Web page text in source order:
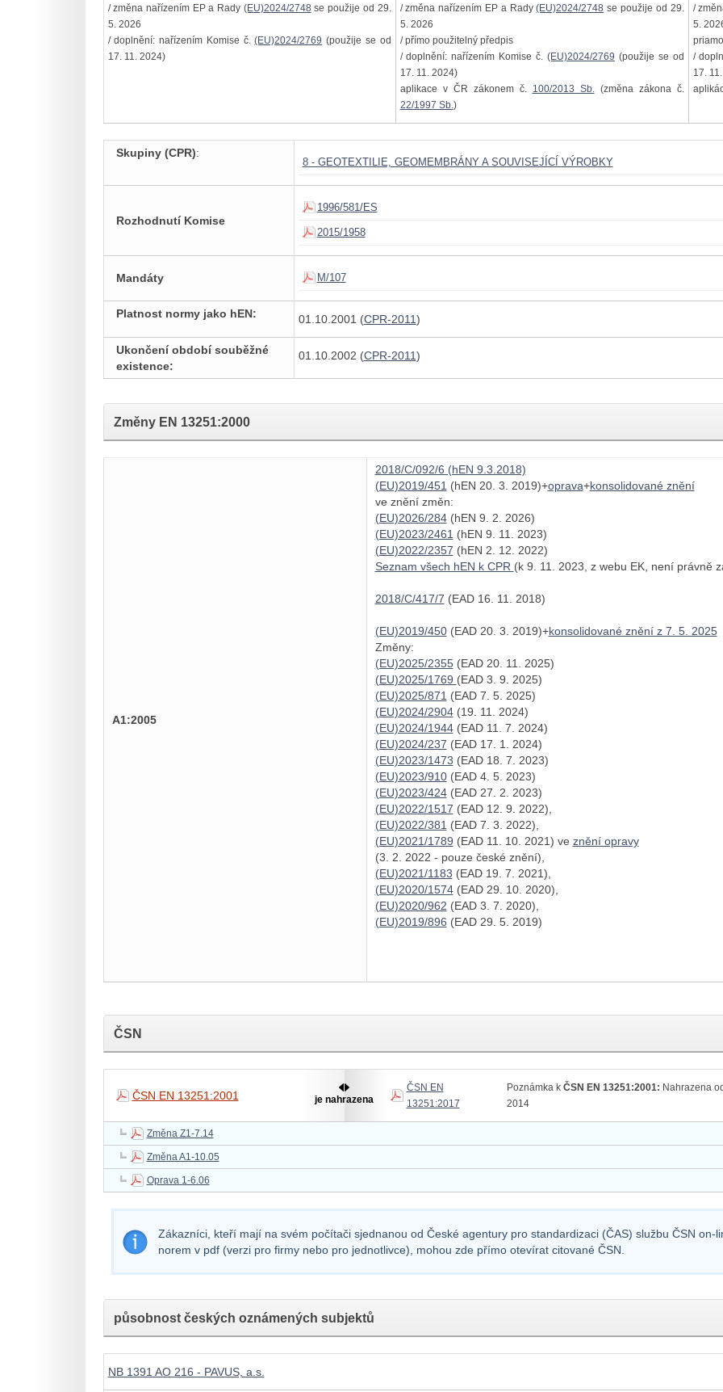
/ změna nařízením EP a Rady (EU)2024/2748 se použije od 29.
5. 2026
/ doplnění: nařízením Komise č.(EU)2024/2769 (použije se od
17. 11. 2024)
/ změna nařízením EP a Rady(EU)2024/2748 se použije od 29.
5. 2026
/ přímo použitelný předpis
/ doplnění: nařízením Komise č. (EU)2024/2769 (použije se od
17. 11. 2024)
aplikace v ČR zákonem č. 100/2013 Sb.(změna zákona č.
22/1997 Sb.)
/
5.
/
17.
Skupiny (CPR):
8 - GEOTEXTILIE, GEOMEMBRÁNY A SOUVISEJÍCÍ VÝROBKY
Rozhodnutí Komise
1996/581/ES
2015/1958
Mandáty M/107
Platnost normy jako hEN: 01.10.2001 (CPR-2011)
Ukončení období souběžné
existence:
01.10.2002 (CPR-2011)
Změny EN 13251:2000
A1:2005
2018/C/092/6 (hEN 9.3.2018)
(EU)2019/451 (hEN 20. 3. 2019)+oprava+konsolidované znění
ve znění změn:
(EU)2026/284(hEN 9. 2. 2026)
(EU)2023/2461 (hEN 9. 11. 2023)
(EU)2022/2357 (hEN 2. 12. 2022)
Seznam všech hEN k CPR (k 9. 11. 2023, z webu EK, není právně
2018/C/417/7 (EAD 16. 11. 2018)
(EU)2019/450(EAD 20. 3. 2019)+konsolidované znění z 7. 5. 2025
Změny:
(EU)2025/2355(EAD 20. 11. 2025)
(EU)2025/1769 (EAD 3. 9. 2025)
(EU)2025/871 (EAD 7. 5. 2025)
(EU)2024/2904(19. 11. 2024)
(EU)2024/1944(EAD 11. 7. 2024)
(EU)2024/237 (EAD 17. 1. 2024)
(EU)2023/1473 (EAD 18. 7. 2023)
(EU)2023/910(EAD 4. 5. 2023)
(EU)2023/424(EAD 27. 2. 2023)
(EU)2022/1517 (EAD 12. 9. 2022),
(EU)2022/381 (EAD 7. 3. 2022),
(EU)2021/1789 (EAD 11. 10. 2021) ve znění opravy
(3. 2. 2022 - pouze české znění),
(EU)2021/1183 (EAD 19. 7. 2021),
(EU)2020/1574(EAD 29. 10. 2020),
(EU)2020/962 (EAD 3. 7. 2020),
(EU)2019/896 (EAD 29. 5. 2019)
ČSN
ČSN EN 13251:2001 je nahrazena
ČSN EN
13251:2017
Poznámka k ČSN EN 13251:2001: Nahrazena
2014
Změna Z1-7.14
Změna A1-10.05
Oprava 1-6.06
Zákazníci, kteří mají na svém počítači sjednanou od České agentury pro standardizaci (ČAS) službu ČSN on-
norem v pdf (verzi pro firmy nebo pro jednotlivce), mohou zde přímo otevírat citované ČSN.
působnost českých oznámených subjektů
NB 1391 AO 216 - PAVUS, a.s.